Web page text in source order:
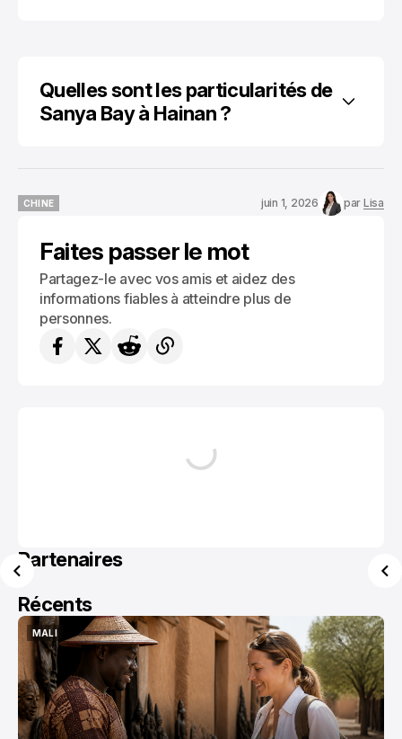
Quelles sont les particularités de
Sanya Bay à Hainan ?
CHINE
juin 1, 2026 par Lisa
Faites passer le mot
Partagez-le avec vos amis et aidez des
informations fiables à atteindre plus de
personnes.
Partenaires
Récents
MALI
MALI